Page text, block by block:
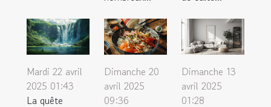
Mardi 22 avril
2025 01:43
La quête
Dimanche 20
avril 2025
09:36
Dimanche 13
avril 2025
01:28